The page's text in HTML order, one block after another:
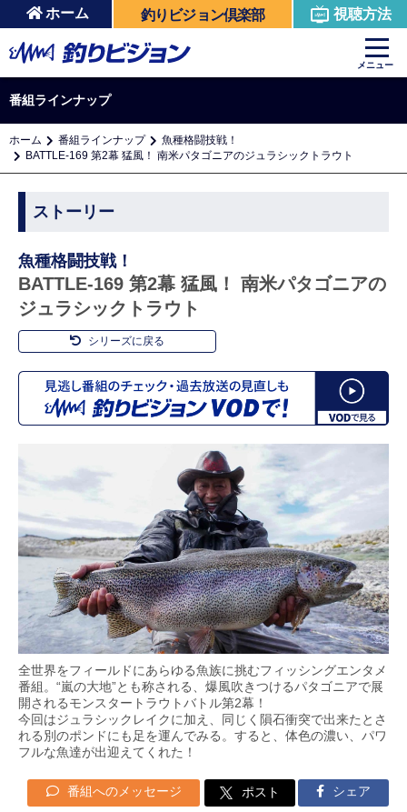
ホーム 釣りビジョン倶楽部 視聴方法
メニュー
番組ラインナップ
ホーム 番組ラインナップ
魚種格闘技戦！
BATTLE-169 第2幕 猛風！ 南米パタゴニアのジュラシックトラウト
ストーリー
魚種格闘技戦！
BATTLE-169 第2幕 猛風！ 南米パタゴニアの
ジュラシックトラウト
シリーズに戻る
全世界をフィールドにあらゆる魚族に挑むフィッシングエンタメ
番組。“嵐の大地”とも称される、爆風吹きつけるパタゴニアで展
開されるモンスタートラウトバトル第2幕！
今回はジュラシックレイクに加え、同じく隕石衝突で出来たとさ
れる別のポンドにも足を運んでみる。すると、体色の濃い、パワ
フルな魚達が出迎えてくれた！
番組へのメッセージ ポスト シェア